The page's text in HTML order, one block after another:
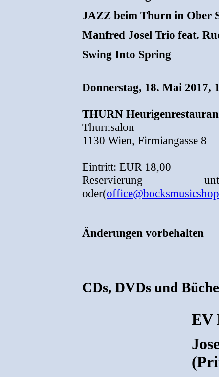
JAZZ beim Thurn in Ober
Manfred Josel Trio feat.
Swing Into Spring
Donnerstag, 18. Mai 2017,
THURN
Thurnsalon
1130 Wien, Firmiangasse 8
Eintritt: EUR 18,00
Reservierung
oder(
Änderungen vorbehalten
CDs, DVDs und
EV